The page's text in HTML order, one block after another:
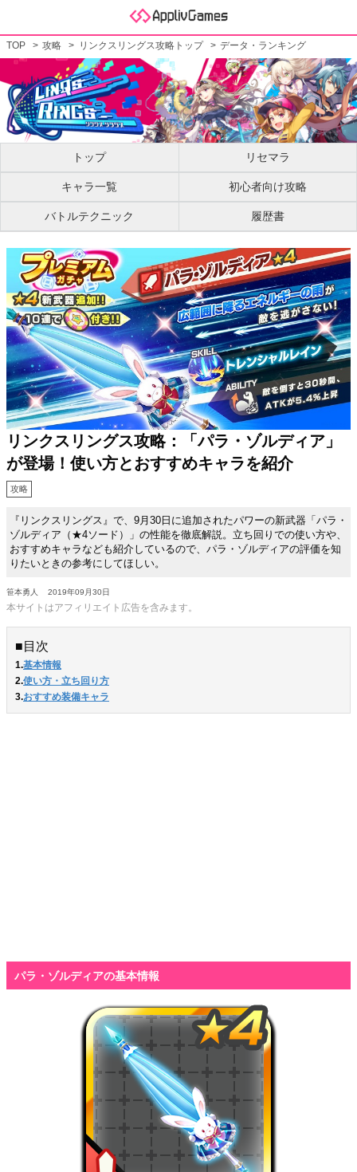
TOP 攻略 リンクスリングス攻略トップ データ・ランキング
トップ リセマラ
キャラ一覧 初心者向け攻略
バトルテクニック 履歴書
リンクスリングス攻略：「パラ・ゾルディア」
が登場！使い方とおすすめキャラを紹介
攻略
『リンクスリングス』で、9月30日に追加されたパワーの新武器「パラ・
ゾルディア（★4ソード）」の性能を徹底解説。立ち回りでの使い方や、
おすすめキャラなども紹介しているので、パラ・ゾルディアの評価を知
りたいときの参考にしてほしい。
笹本勇人 2019年09月30日
本サイトはアフィリエイト広告を含みます。
■目次
1.基本情報
2.使い方・立ち回り方
3.おすすめ装備キャラ
パラ・ゾルディアの基本情報